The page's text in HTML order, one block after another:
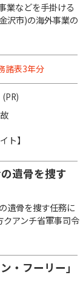
業などを手掛ける
沢市)の海外事業の
諸表3年分
(PR)
ト】
遺骨を捜す
骨を捜す任務に
アンチ省軍事司令
・フーリー」